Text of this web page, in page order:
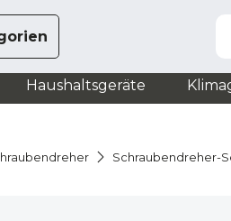
Haushaltsgeräte
Schraubendreher-